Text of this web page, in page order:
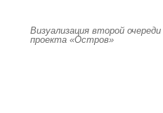
Визуализация второй
проекта «Остров»